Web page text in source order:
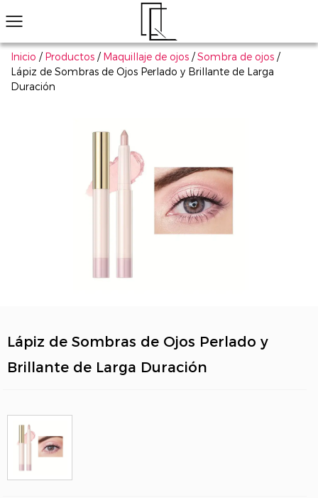
Inicio / Productos / Maquillaje de ojos /Sombra de ojos /
Lápiz de Sombras de Ojos Perlado y Brillante de Larga
Duración
Lápiz de Sombras de Ojos Perlado y
Brillante de Larga Duración